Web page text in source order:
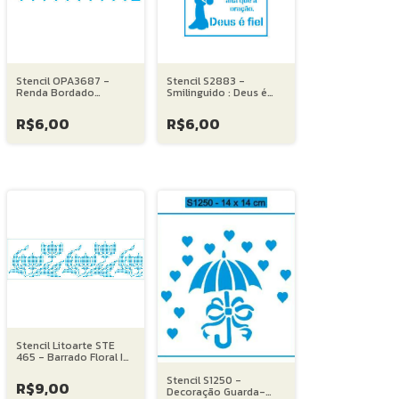
Stencil OPA3687 -
Renda Bordado
R$6,00
Stencil S2883 -
Smilinguido : Deus é
R$6,00
Stencil Litoarte STE
465 - Barrado Floral I
cm
R$9,00 Stencil S1250 -
Decoração Guarda-